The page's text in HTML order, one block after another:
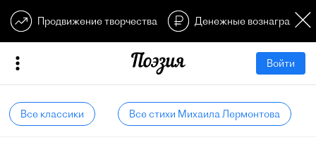
Продвижение творчества Денежные
Войти
Все классики Все стихи Михаила Лермонтова